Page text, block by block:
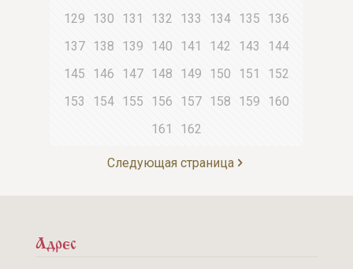
129
130 131 132 133 134 135
136
137 138 139 140 141 142 143
144
145
146 147 148 149 150 151
152
153
154 155 156 157 158 159
160
161
162
Следующая страница
Адрес